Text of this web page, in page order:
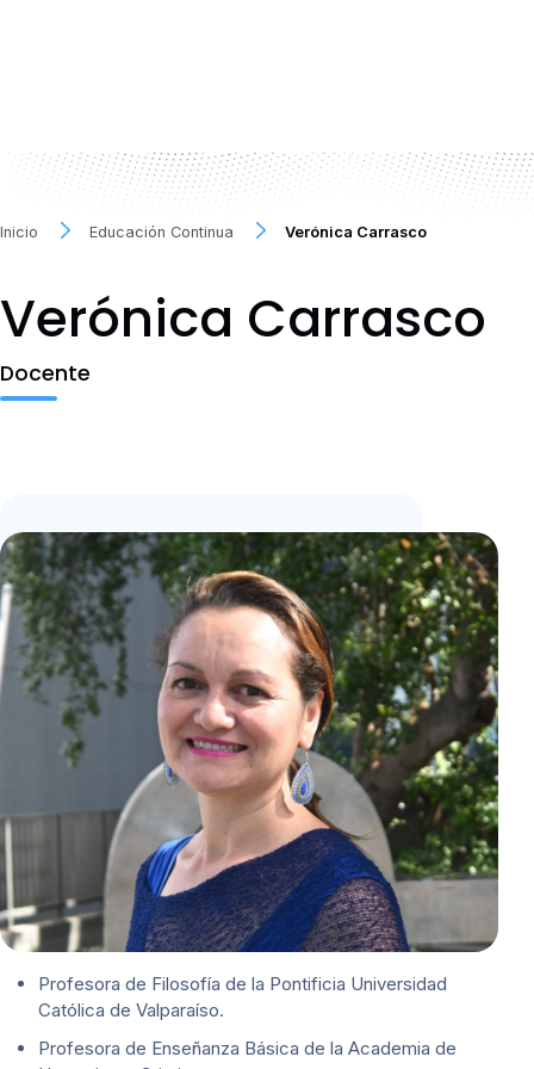
Inicio Educación Continua Verónica Carrasco
Verónica Carrasco
Docente
Profesora de Filosofía de la Pontificia Universidad
Católica de Valparaíso.
Profesora de Enseñanza Básica de la Academia de